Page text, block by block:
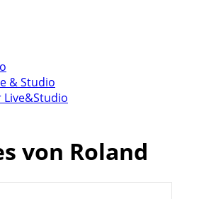
& Studio
von Roland